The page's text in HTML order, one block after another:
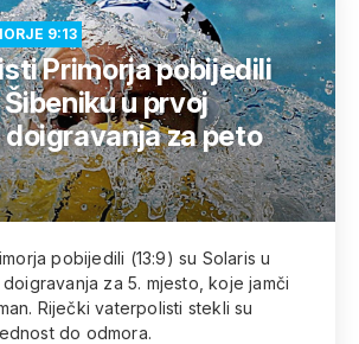
9:13
Primorja pobijedili
u prvoj
za peto
pobijedili (13:9) su Solaris u
za 5. mjesto, koje jamči
Riječki vaterpolisti stekli su
do odmora.